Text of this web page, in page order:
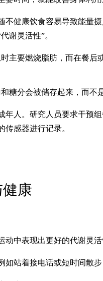
健康饮食容易导致能
谢灵活性”。
主要燃烧脂肪，而在餐
糖分会被储存起来，而不
人。研究人员要求干
感器进行记录。
康
中表现出更好的代谢灵
站着接电话或短时间散